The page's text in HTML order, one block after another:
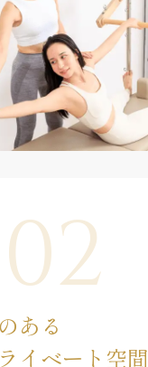
ある
イベート空間
02